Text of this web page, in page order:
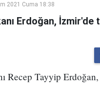
2021 Cuma 18:38
Erdoğan,
Recep Tayyip